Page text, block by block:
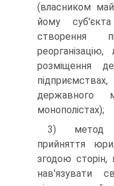
(власником
йому
створення
реорганізацію,
розміщення
державного
монополістах);
3) метод
прийняття
згодою
нав'язувати